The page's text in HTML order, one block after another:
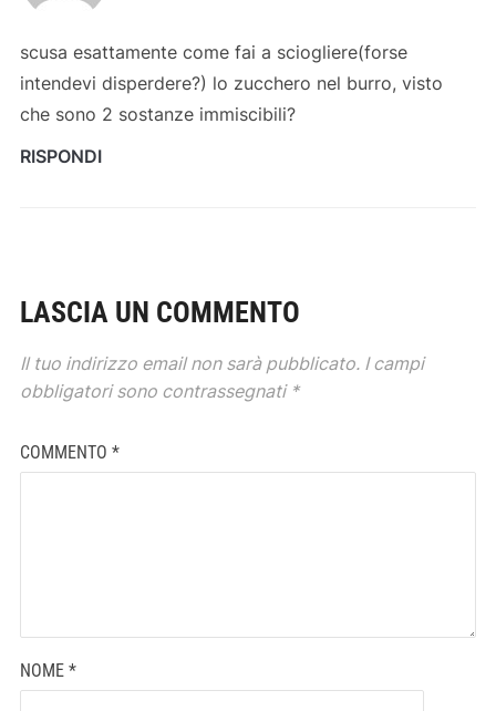
scusa esattamente come fai a sciogliere(forse
intendevi disperdere?) lo zucchero nel burro, visto
che sono 2 sostanze immiscibili?
RISPONDI
LASCIA UN COMMENTO
Il tuo indirizzo email non sarà pubblicato. I campi
obbligatori sono contrassegnati *
COMMENTO *
NOME *